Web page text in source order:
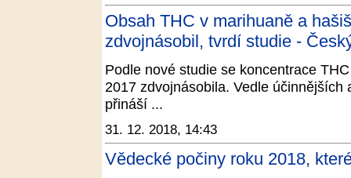
Obsah THC v marihuaně a
zdvojnásobil, tvrdí studie -
Podle nové studie se koncentrace
2017 zdvojnásobila. Vedle
přináší ...
31. 12. 2018, 14:43
Vědecké počiny roku 2018,